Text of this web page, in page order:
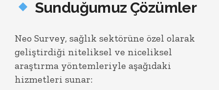
Sunduğumuz Çözümler
Neo Survey, sağlık sektörüne özel olarak
geliştirdiği niteliksel ve niceliksel
araştırma yöntemleriyle aşağıdaki
hizmetleri sunar: